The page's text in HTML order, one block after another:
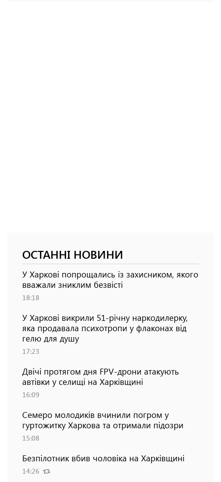
ОСТАННІ НОВИНИ
У Харкові попрощались із захисником, якого
вважали зниклим безвісті
18:18
У Харкові викрили 51-річну наркодилерку,
яка продавала психотропи у флаконах від
гелю для душу
17:23
Двічі протягом дня FPV-дрони атакують
автівки у селищі на Харківщині
16:09
Семеро молодиків вчинили погром у
гуртожитку Харкова та отримали підозри
15:08
Безпілотник вбив чоловіка на Харківщині
14:26